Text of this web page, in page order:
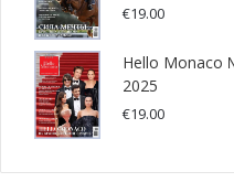
€19.00
Hello Monaco
2025
€19.00